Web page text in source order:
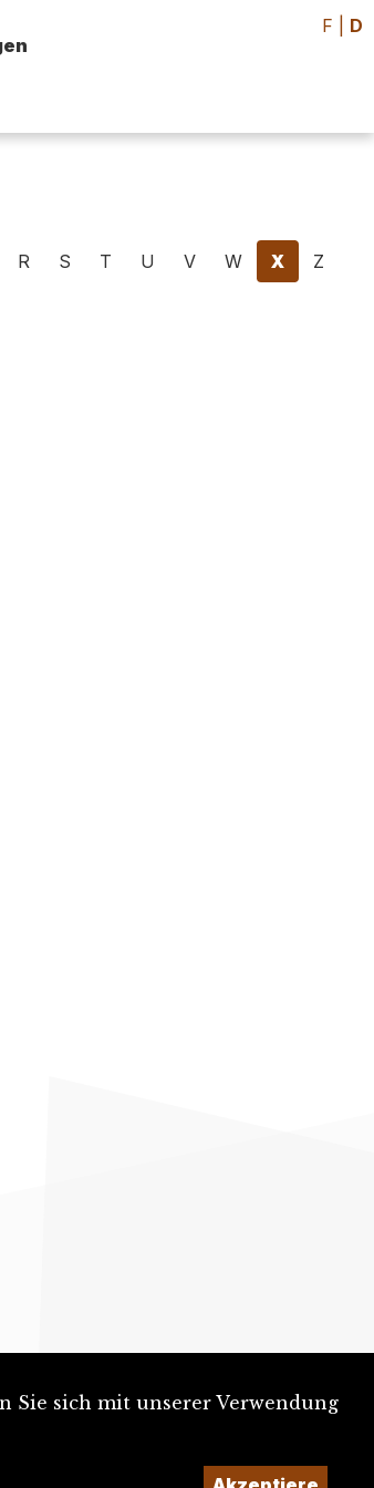
F D
R S T U V W X Z
Sie sich mit unserer Verwendung